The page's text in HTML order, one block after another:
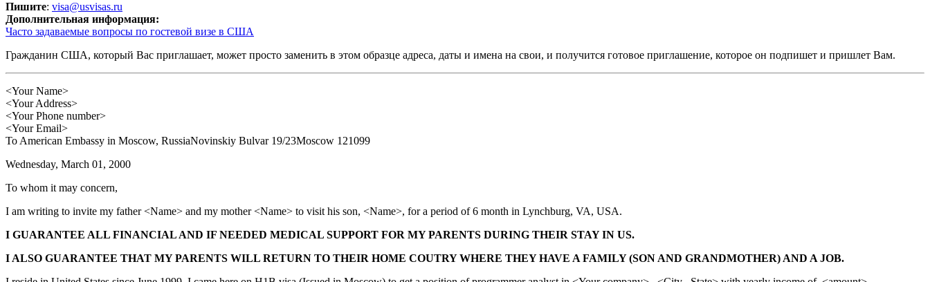
Пишите: visa@usvisas.ru
Дополнительная информация:
Часто задаваемые вопросы по гостевой визе в США
Гражданин США, который Вас приглашает, может просто заменить в этом образце адреса, даты и имена на свои, и получится готовое приглашение, которое он подпишет и пришлет Вам.
<Your Name>
<Your Address>
<Your Phone number>
<Your Email>
To American Embassy in Moscow, RussiaNovinskiy Bulvar 19/23Moscow 121099
Wednesday, March 01, 2000
To whom it may concern,
I am writing to invite my father <Name> and my mother <Name> to visit his son, <Name>, for a period of 6 month in Lynchburg, VA, USA.
I GUARANTEE ALL FINANCIAL AND IF NEEDED MEDICAL SUPPORT FOR MY PARENTS DURING THEIR STAY IN US.
I ALSO GUARANTEE THAT MY PARENTS WILL RETURN TO THEIR HOME COUTRY WHERE THEY HAVE A FAMILY (SON AND GRANDMOTHER) AND A JOB.